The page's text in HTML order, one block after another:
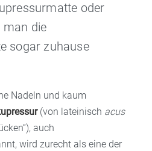
oder
man die
sogar zuhause
Nadeln und kaum
(von lateinisch acus
auch
wird zurecht als eine der